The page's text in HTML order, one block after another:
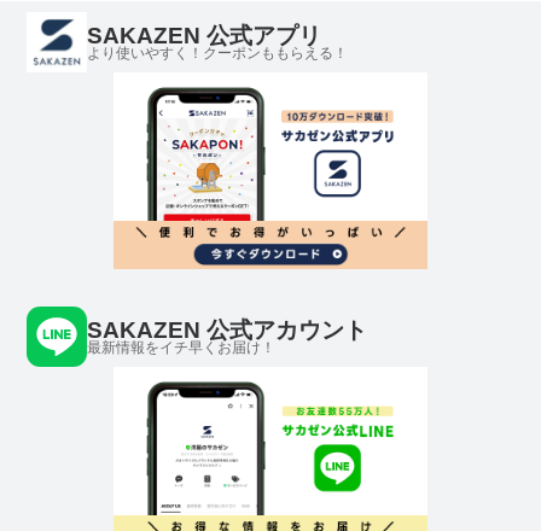
SAKAZEN 公式アプリ
より使いやすく！クーポンももらえる！
SAKAZEN 公式アカウント
最新情報をイチ早くお届け！